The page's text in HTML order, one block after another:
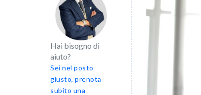
Hai bisogno di
aiuto?
Sei nel posto
giusto, prenota
subito una